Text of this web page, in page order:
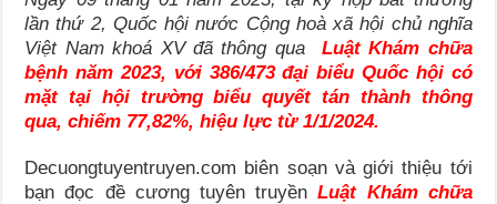
lần thứ 2, Quốc hội nước Cộng hoà xã hội chủ nghĩa
Việt Nam khoá XV đã thông qua
Luật Khám chữa
bệnh năm 2023, với 386/473 đại biểu Quốc hội có
mặt tại hội trường biểu quyết tán thành thông
qua, chiếm 77,82%, hiệu lực từ 1/1/2024.
Decuongtuyentruyen.com biên soạn và giới thiệu tới
bạn đọc đề cương tuyên truyềnLuật Khám chữa